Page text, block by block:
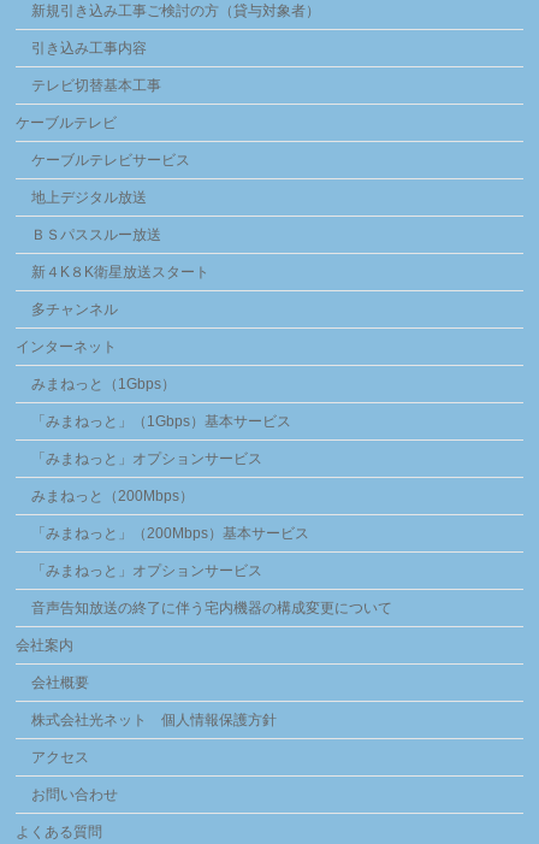
新規引き込み工事ご検討の方（貸与対象者）
引き込み工事内容
テレビ切替基本工事
ケーブルテレビ
ケーブルテレビサービス
地上デジタル放送
ＢＳパススルー放送
新４K８K衛星放送スタート
多チャンネル
インターネット
みまねっと（1Gbps）
「みまねっと」（1Gbps）基本サービス
「みまねっと」オプションサービス
みまねっと（200Mbps）
「みまねっと」（200Mbps）基本サービス
「みまねっと」オプションサービス
音声告知放送の終了に伴う宅内機器の構成変更について
会社案内
会社概要
株式会社光ネット 個人情報保護方針
アクセス
お問い合わせ
よくある質問